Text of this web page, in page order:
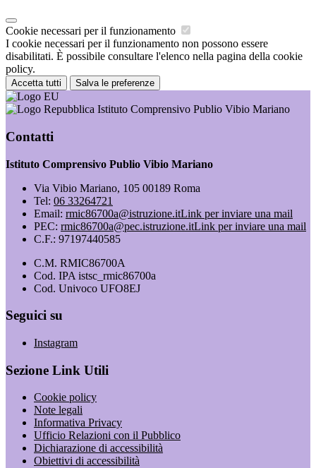
Cookie necessari per il funzionamento
I cookie necessari per il funzionamento non possono essere
disabilitati. È possibile consultare l'elenco nella pagina della cookie
policy.
Accetta tutti Salva le preferenze
Istituto Comprensivo Publio Vibio Mariano
Contatti
Istituto Comprensivo Publio Vibio Mariano
Via Vibio Mariano, 105 00189 Roma
Tel: 06 33264721
Email: rmic86700a@istruzione.itLink per inviare una mail
PEC: rmic86700a@pec.istruzione.itLink per inviare una mail
C.F.: 97197440585
C.M. RMIC86700A
Cod. IPA istsc_rmic86700a
Cod. Univoco UFO8EJ
Seguici su
Instagram
Sezione Link Utili
Cookie policy
Note legali
Informativa Privacy
Ufficio Relazioni con il Pubblico
Dichiarazione di accessibilità
Obiettivi di accessibilità